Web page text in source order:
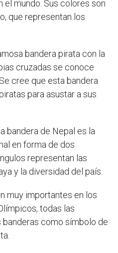
el mundo. Sus colores son
que representan los
bandera pirata con la
cruzadas se conoce
cree que esta bandera
para asustar a sus
bandera de Nepal es la
en forma de dos
representan las
y la diversidad del país.
muy importantes en los
todas las
como símbolo de